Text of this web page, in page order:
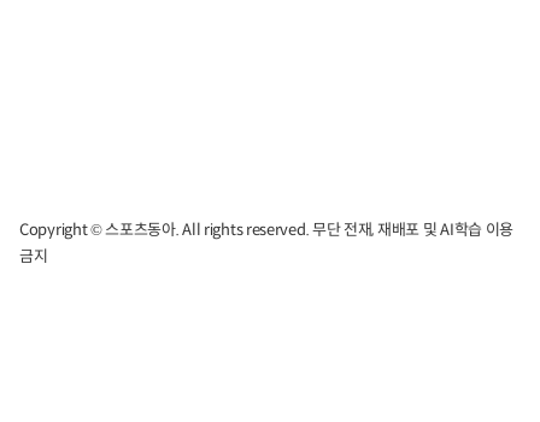
Copyright © 스포츠동아. All rights reserved. 무단 전재, 재배포 및 AI학습 이용
금지